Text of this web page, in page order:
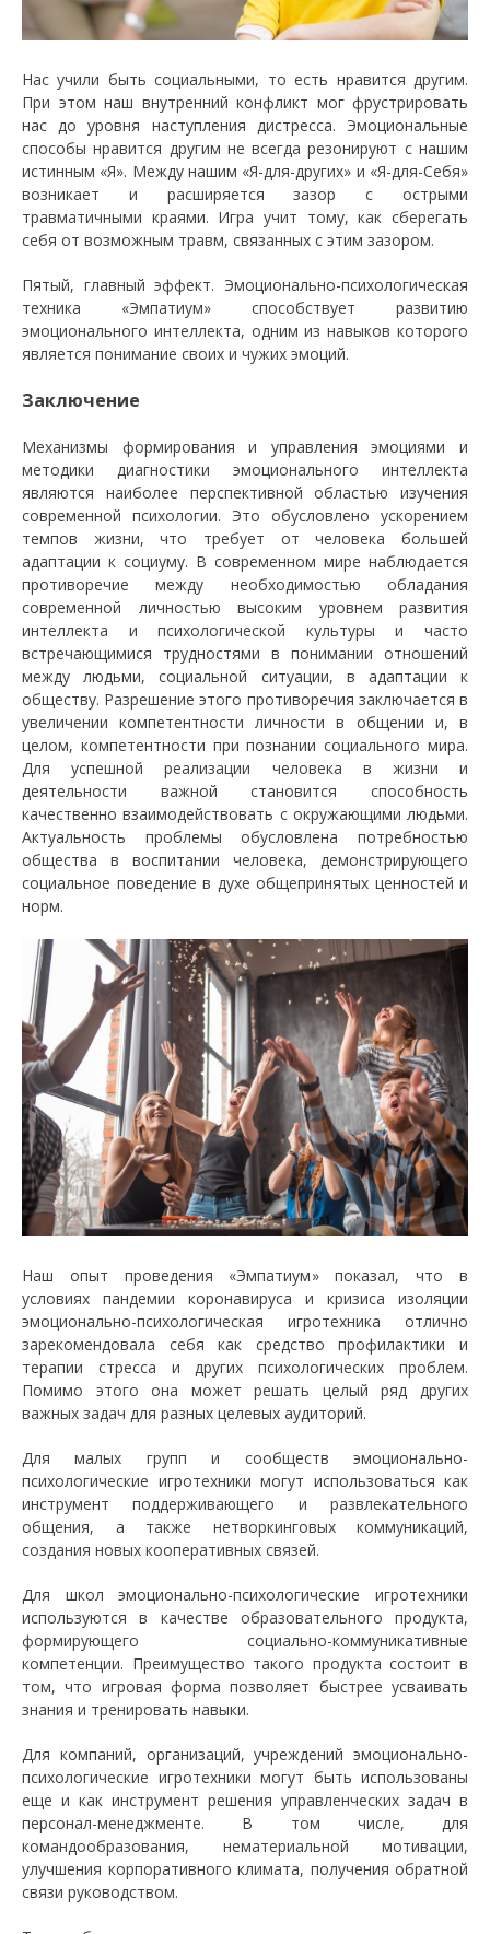
Нас учили быть социальными, то есть нравится другим.
При этом наш внутренний конфликт мог фрустрировать
нас до уровня наступления дистресса. Эмоциональные
способы нравится другим не всегда резонируют с нашим
истинным «Я». Между нашим «Я-для-других» и «Я-для-Себя»
возникает и расширяется зазор с острыми
травматичными краями. Игра учит тому, как сберегать
себя от возможным травм, связанных с этим зазором.
Пятый, главный эффект. Эмоционально-психологическая
техника «Эмпатиум» способствует развитию
эмоционального интеллекта, одним из навыков которого
является понимание своих и чужих эмоций.
Заключение
Механизмы формирования и управления эмоциями и
методики диагностики эмоционального интеллекта
являются наиболее перспективной областью изучения
современной психологии. Это обусловлено ускорением
темпов жизни, что требует от человека большей
адаптации к социуму. В современном мире наблюдается
противоречие между необходимостью обладания
современной личностью высоким уровнем развития
интеллекта и психологической культуры и часто
встречающимися трудностями в понимании отношений
между людьми, социальной ситуации, в адаптации к
обществу. Разрешение этого противоречия заключается в
увеличении компетентности личности в общении и, в
целом, компетентности при познании социального мира.
Для успешной реализации человека в жизни и
деятельности важной становится способность
качественно взаимодействовать с окружающими людьми.
Актуальность проблемы обусловлена потребностью
общества в воспитании человека, демонстрирующего
социальное поведение в духе общепринятых ценностей и
норм.
Наш опыт проведения «Эмпатиум» показал, что в
условиях пандемии коронавируса и кризиса изоляции
эмоционально-психологическая игротехника отлично
зарекомендовала себя как средство профилактики и
терапии стресса и других психологических проблем.
Помимо этого она может решать целый ряд других
важных задач для разных целевых аудиторий.
Для малых групп и сообществ эмоционально-
психологические игротехники могут использоваться как
инструмент поддерживающего и развлекательного
общения, а также нетворкинговых коммуникаций,
создания новых кооперативных связей.
Для школ эмоционально-психологические игротехники
используются в качестве образовательного продукта,
формирующего социально-коммуникативные
компетенции. Преимущество такого продукта состоит в
том, что игровая форма позволяет быстрее усваивать
знания и тренировать навыки.
Для компаний, организаций, учреждений эмоционально-
психологические игротехники могут быть использованы
еще и как инструмент решения управленческих задач в
персонал-менеджменте. В том числе, для
командообразования, нематериальной мотивации,
улучшения корпоративного климата, получения обратной
связи руководством.